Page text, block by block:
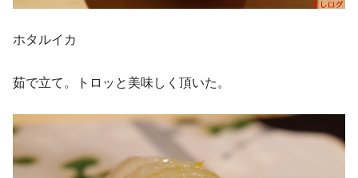
ホタルイカ
茹で立て。トロッと美味しく頂いた。